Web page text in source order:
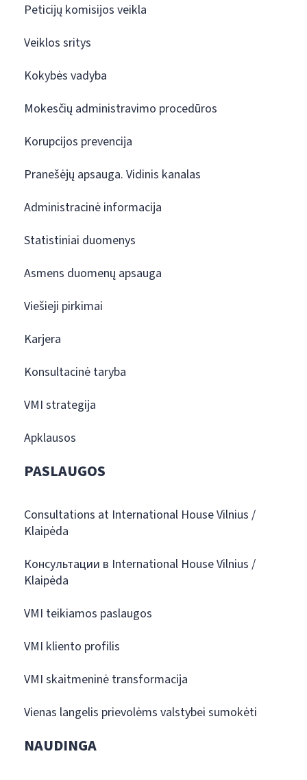
Peticijų komisijos veikla
Veiklos sritys
Kokybės vadyba
Mokesčių administravimo procedūros
Korupcijos prevencija
Pranešėjų apsauga. Vidinis kanalas
Administracinė informacija
Statistiniai duomenys
Asmens duomenų apsauga
Viešieji pirkimai
Karjera
Konsultacinė taryba
VMI strategija
Apklausos
PASLAUGOS
Consultations at International House Vilnius /
Klaipėda
Консультации в International House Vilnius /
Klaipėda
VMI teikiamos paslaugos
VMI kliento profilis
VMI skaitmeninė transformacija
Vienas langelis prievolėms valstybei sumokėti
NAUDINGA